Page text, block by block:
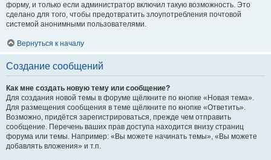
форму, и только если администратор включил такую возможность. Это
сделано для того, чтобы предотвратить злоупотребления почтовой
системой анонимными пользователями.
Вернуться к началу
Создание сообщений
Как мне создать новую тему или сообщение?
Для создания новой темы в форуме щёлкните по кнопке «Новая тема».
Для размещения сообщения в теме щёлкните по кнопке «Ответить».
Возможно, придётся зарегистрироваться, прежде чем отправить
сообщение. Перечень ваших прав доступа находится внизу страниц
форума или темы. Например: «Вы можете начинать темы», «Вы можете
добавлять вложения» и т.п.